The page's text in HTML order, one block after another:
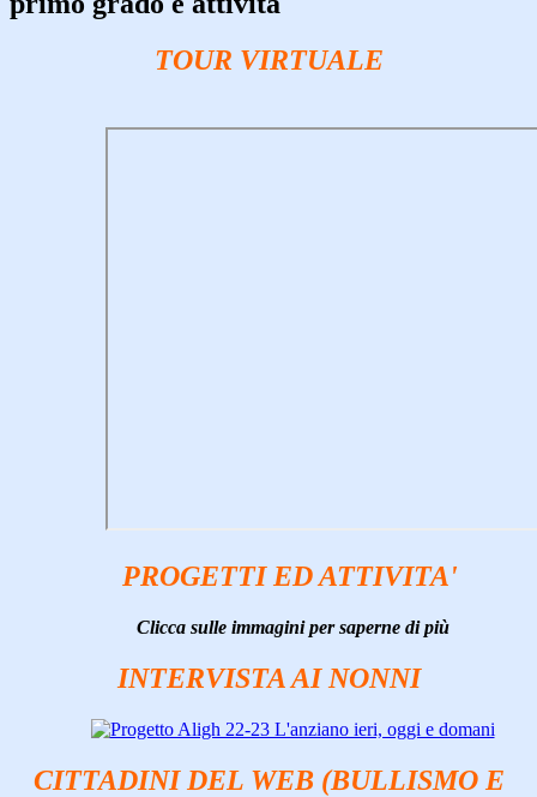
TOUR VIRTUALE
PROGETTI ED ATTIVITA'
Clicca sulle immagini per saperne di più
INTERVISTA AI NONNI
CITTADINI DEL WEB (BULLISMO E